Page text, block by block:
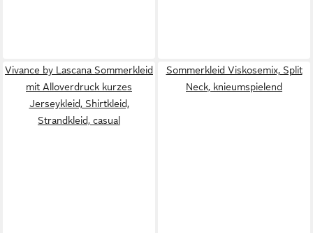
Vivance by Lascana Sommerkleid
mit Alloverdruck kurzes
Jerseykleid, Shirtkleid,
Strandkleid, casual
Sommerkleid Viskosemix, Split
Neck, knieumspielend